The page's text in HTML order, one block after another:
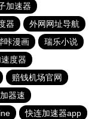
加速器
器
外网网址导航
咔漫画
瑞乐小说
度器
赔钱机场官网
器速
快连加速器app